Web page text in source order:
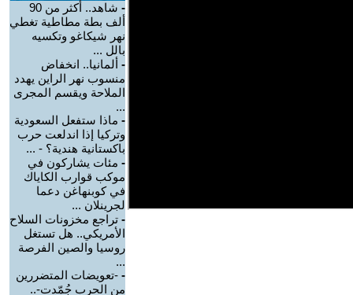
-
شاهد.. أكثر من 90
ألف بطة مطاطية تغطي
نهر شيكاغو وتكسيه
بالل ...
- ألمانيا.. انخفاض
منسوب نهر الراين يهدد
الملاحة ويقسم المجرى
...
- ماذا ستفعل السعودية
وتركيا إذا اندلعت حرب
باكستانية هندية؟ - ...
- مئات يشاركون في
موكب قوارب الكاياك
في كوبنهاغن دعما
لجرينلان ...
- تراجع مخزونات السلاح
الأمريكي.. هل تستغل
روسيا والصين الفرصة
...
- -تعويضات المتضررين
من الحرب جُمّدت-..